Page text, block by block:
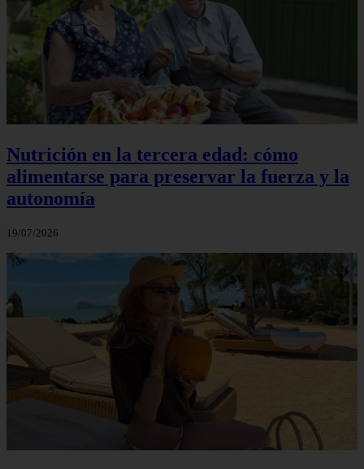
Nutrición en la tercera edad: cómo
alimentarse para preservar la fuerza y la
autonomía
19/07/2026